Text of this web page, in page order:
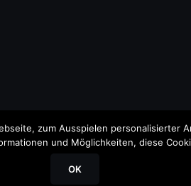
zum Ausspielen
und Möglichkeiten, diese
OK